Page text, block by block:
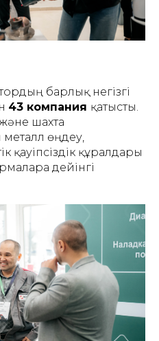
барлық негізгі
43 компания қатысты.
шахта
өңдеу,
қауіпсіздік құралдары
дейінгі